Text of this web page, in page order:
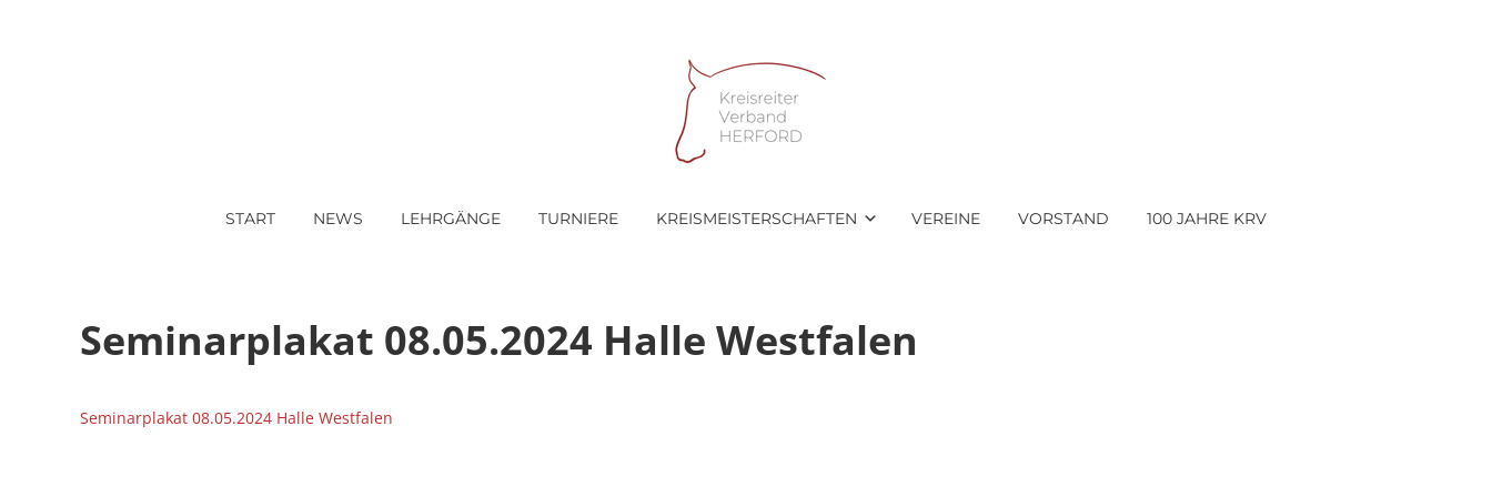
START NEWS LEHRGÄNGE TURNIERE KREISMEISTERSCHAFTEN VEREINE VORSTAND 100 JAHRE KRV
Seminarplakat 08.05.2024 Halle Westfalen
Seminarplakat 08.05.2024 Halle Westfalen